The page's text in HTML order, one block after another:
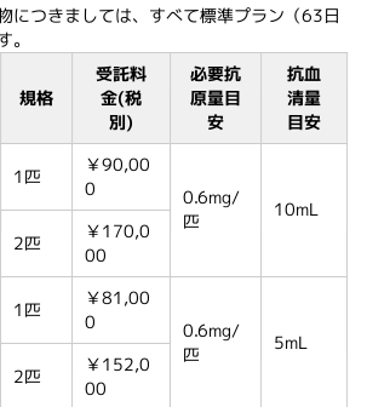
につきましては、すべて標準プラン（63日
規格
受託料
金(税
別)
必要抗
原量目
安
抗血
清量
目安
1匹
￥90,00
0 0.6mg/
匹
10mL
2匹
￥170,0
00
1匹
￥81,00
0 0.6mg/
匹
5mL
2匹
￥152,0
00